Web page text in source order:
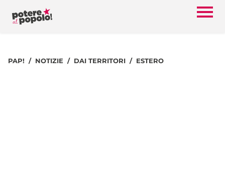
PAP! NOTIZIE DAI TERRITORI ESTERO